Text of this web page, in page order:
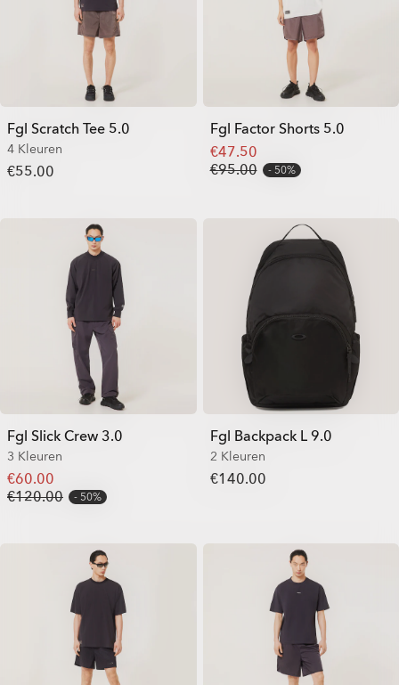
Fgl Scratch Tee 5.0
4 Kleuren
€55.00
Fgl Factor Shorts 5.0
€47.50
€95.00
50%
Fgl Slick Crew 3.0
3 Kleuren
€60.00
€120.00
50%
Fgl Backpack L 9.0
2 Kleuren
€140.00